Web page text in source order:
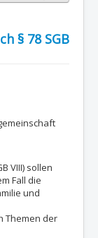
§ 78 SGB
VIII) sollen
Fall die
und
Themen der